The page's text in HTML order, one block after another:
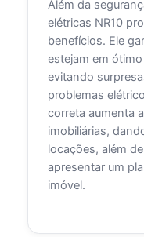
Além da
elétricas NR10
benefícios. Ele
estejam em
evitando
problemas
correta aumenta
imobiliárias,
locações, além
apresentar um
imóvel.